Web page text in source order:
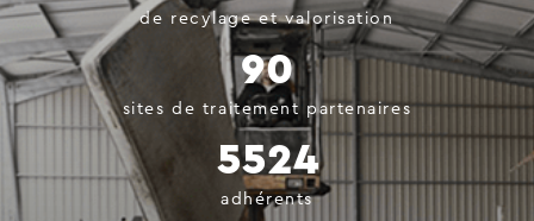
de recylage et valorisation
90
sites de traitement partenaires
5524
adhérents